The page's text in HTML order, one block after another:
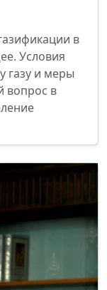
в
Условия
газу и меры
вопрос в